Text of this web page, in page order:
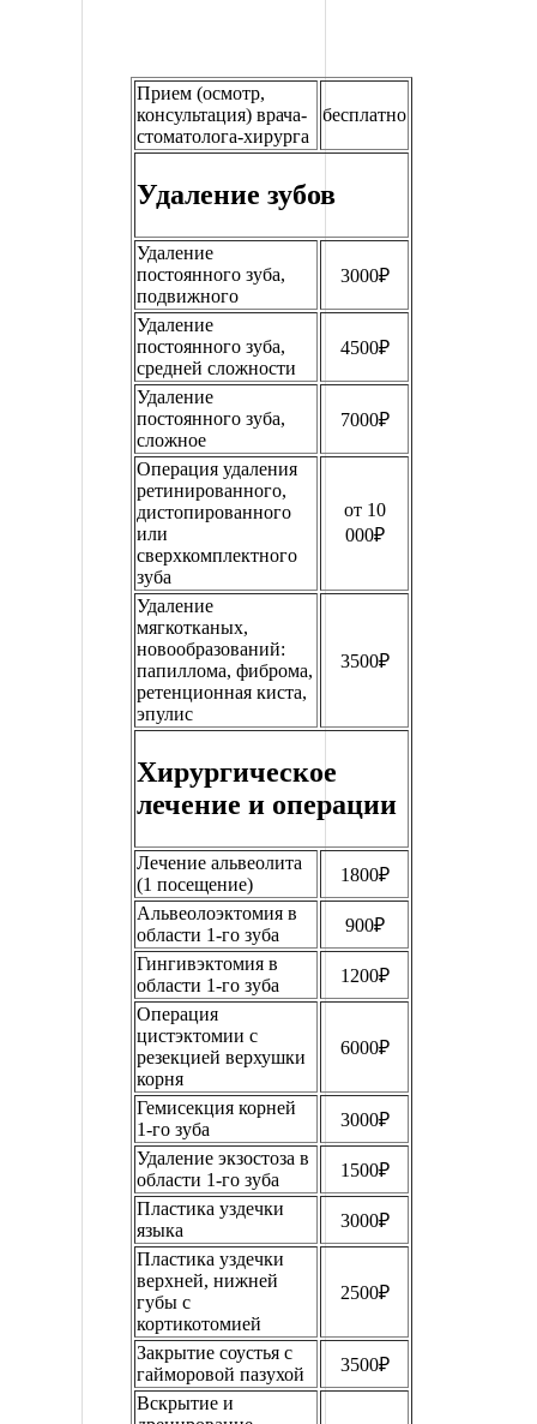
Прием (осмотр,
консультация) врача-
стоматолога-хирурга
бесплатно
Удаление зубов
Удаление
постоянного зуба,
подвижного
3000₽
Удаление
постоянного зуба,
средней сложности
4500₽
Удаление
постоянного зуба,
сложное
7000₽
Операция удаления
ретинированного,
дистопированного
или
сверхкомплектного
зуба
от 10
000₽
Удаление
мягкотканых,
новообразований:
папиллома, фиброма,
ретенционная киста,
эпулис
3500₽
Хирургическое
лечение и операции
Лечение альвеолита
(1 посещение)
1800₽
Альвеолоэктомия в
области 1-го зуба
900₽
Гингивэктомия в
области 1-го зуба
1200₽
Операция
цистэктомии с
резекцией верхушки
корня
6000₽
Гемисекция корней
1-го зуба
3000₽
Удаление экзостоза в
области 1-го зуба
1500₽
Пластика уздечки
языка
3000₽
Пластика уздечки
верхней, нижней
губы с
кортикотомией
2500₽
Закрытие соустья с
гайморовой пазухой
3500₽
Вскрытие и